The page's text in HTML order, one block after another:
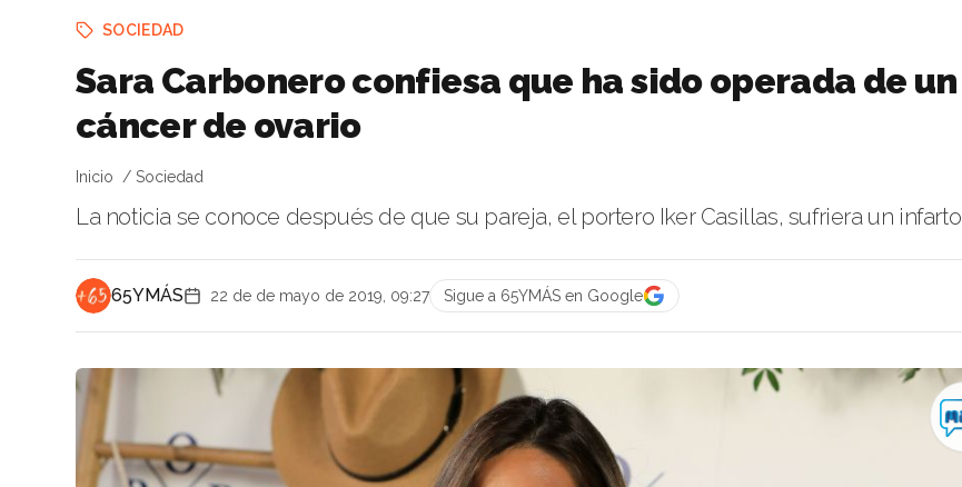
SOCIEDAD
Sara Carbonero confiesa que ha sido operada de un
cáncer de ovario
Inicio Sociedad
La noticia se conoce después de que su pareja, el portero Iker Casillas, sufriera un infarto
65YMÁS 22 de de mayo de 2019, 09:27 Sigue a 65YMÁS en Google